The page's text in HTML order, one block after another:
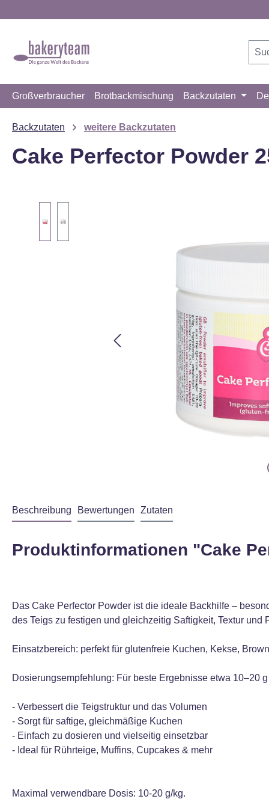
Großverbraucher Brotbackmischung Backzutaten
Backzutaten weitere Backzutaten
Cake Perfector Powder
Beschreibung Bewertungen Zutaten
Produktinformationen "Cake
Das Cake Perfector Powder ist die ideale Backhilfe –
des Teigs zu festigen und gleichzeitig Saftigkeit, Textur und
Einsatzbereich: perfekt für glutenfreie Kuchen, Kekse,
Dosierungsempfehlung: Für beste Ergebnisse etwa 10–20
- Verbessert die Teigstruktur und das Volumen
- Sorgt für saftige, gleichmäßige Kuchen
- Einfach zu dosieren und vielseitig einsetzbar
- Ideal für Rührteige, Muffins, Cupcakes & mehr
Maximal verwendbare Dosis: 10-20 g/kg.